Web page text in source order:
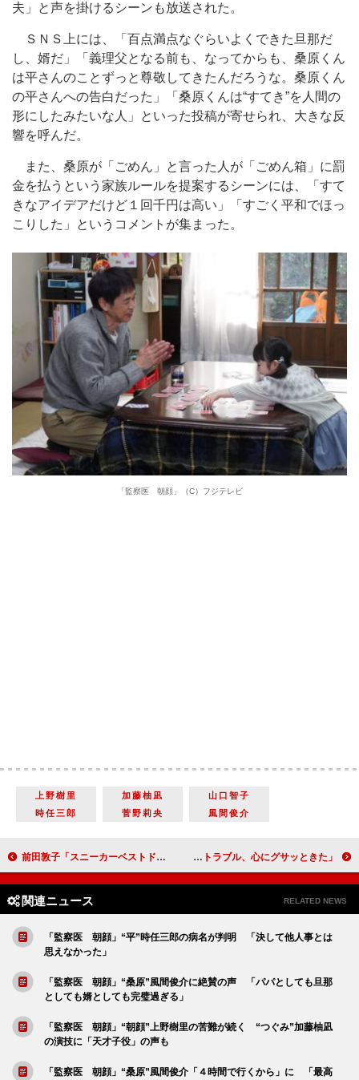
夫」と声を掛けるシーンも放送された。
ＳＮＳ上には、「百点満点なぐらいよくできた旦那だ
し、婿だ」「義理父となる前も、なってからも、桑原くん
は平さんのことずっと尊敬してきたんだろうな。桑原くん
の平さんへの告白だった」「桑原くんは“すてき”を人間の
形にしたみたいな人」といった投稿が寄せられ、大きな反
響を呼んだ。
また、桑原が「ごめん」と言った人が「ごめん箱」に罰
金を払うという家族ルールを提案するシーンには、「すて
きなアイデアだけど１回千円は高い」「すごく平和でほっ
こりした」というコメントが集まった。
「監察医 朝顔」（C）フジテレビ
上野樹里 加藤柚凪
山口智子
時任三郎
菅野莉央 風間俊介
前田敦子「スニーカーベストドレッサー賞」を受賞 選ぶポイントは「履きやすさ」 香取慎吾が動画配信者への“脅迫事件”を追う 「身近にあり得るＳＮＳトラブル、心にグサッときた」
関連ニュース RELATED NEWS
「監察医 朝顔」“平”時任三郎の病名が判明 「決して他人事とは
思えなかった」
「監察医 朝顔」“桑原”風間俊介に絶賛の声 「パパとしても旦那
としても婿としても完璧過ぎる」
「監察医 朝顔」“朝顔”上野樹里の苦難が続く “つぐみ”加藤柚凪
の演技に「天才子役」の声も
「監察医 朝顔」“桑原”風間俊介「４時間で行くから」に 「最高